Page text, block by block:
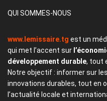
QUI SOMMES-NOUS
www.lemissaire.tg est un
qui met l’accent sur
développement durable, tout
Notre objectif : informer sur
innovations durables, tout en
l’actualité locale et